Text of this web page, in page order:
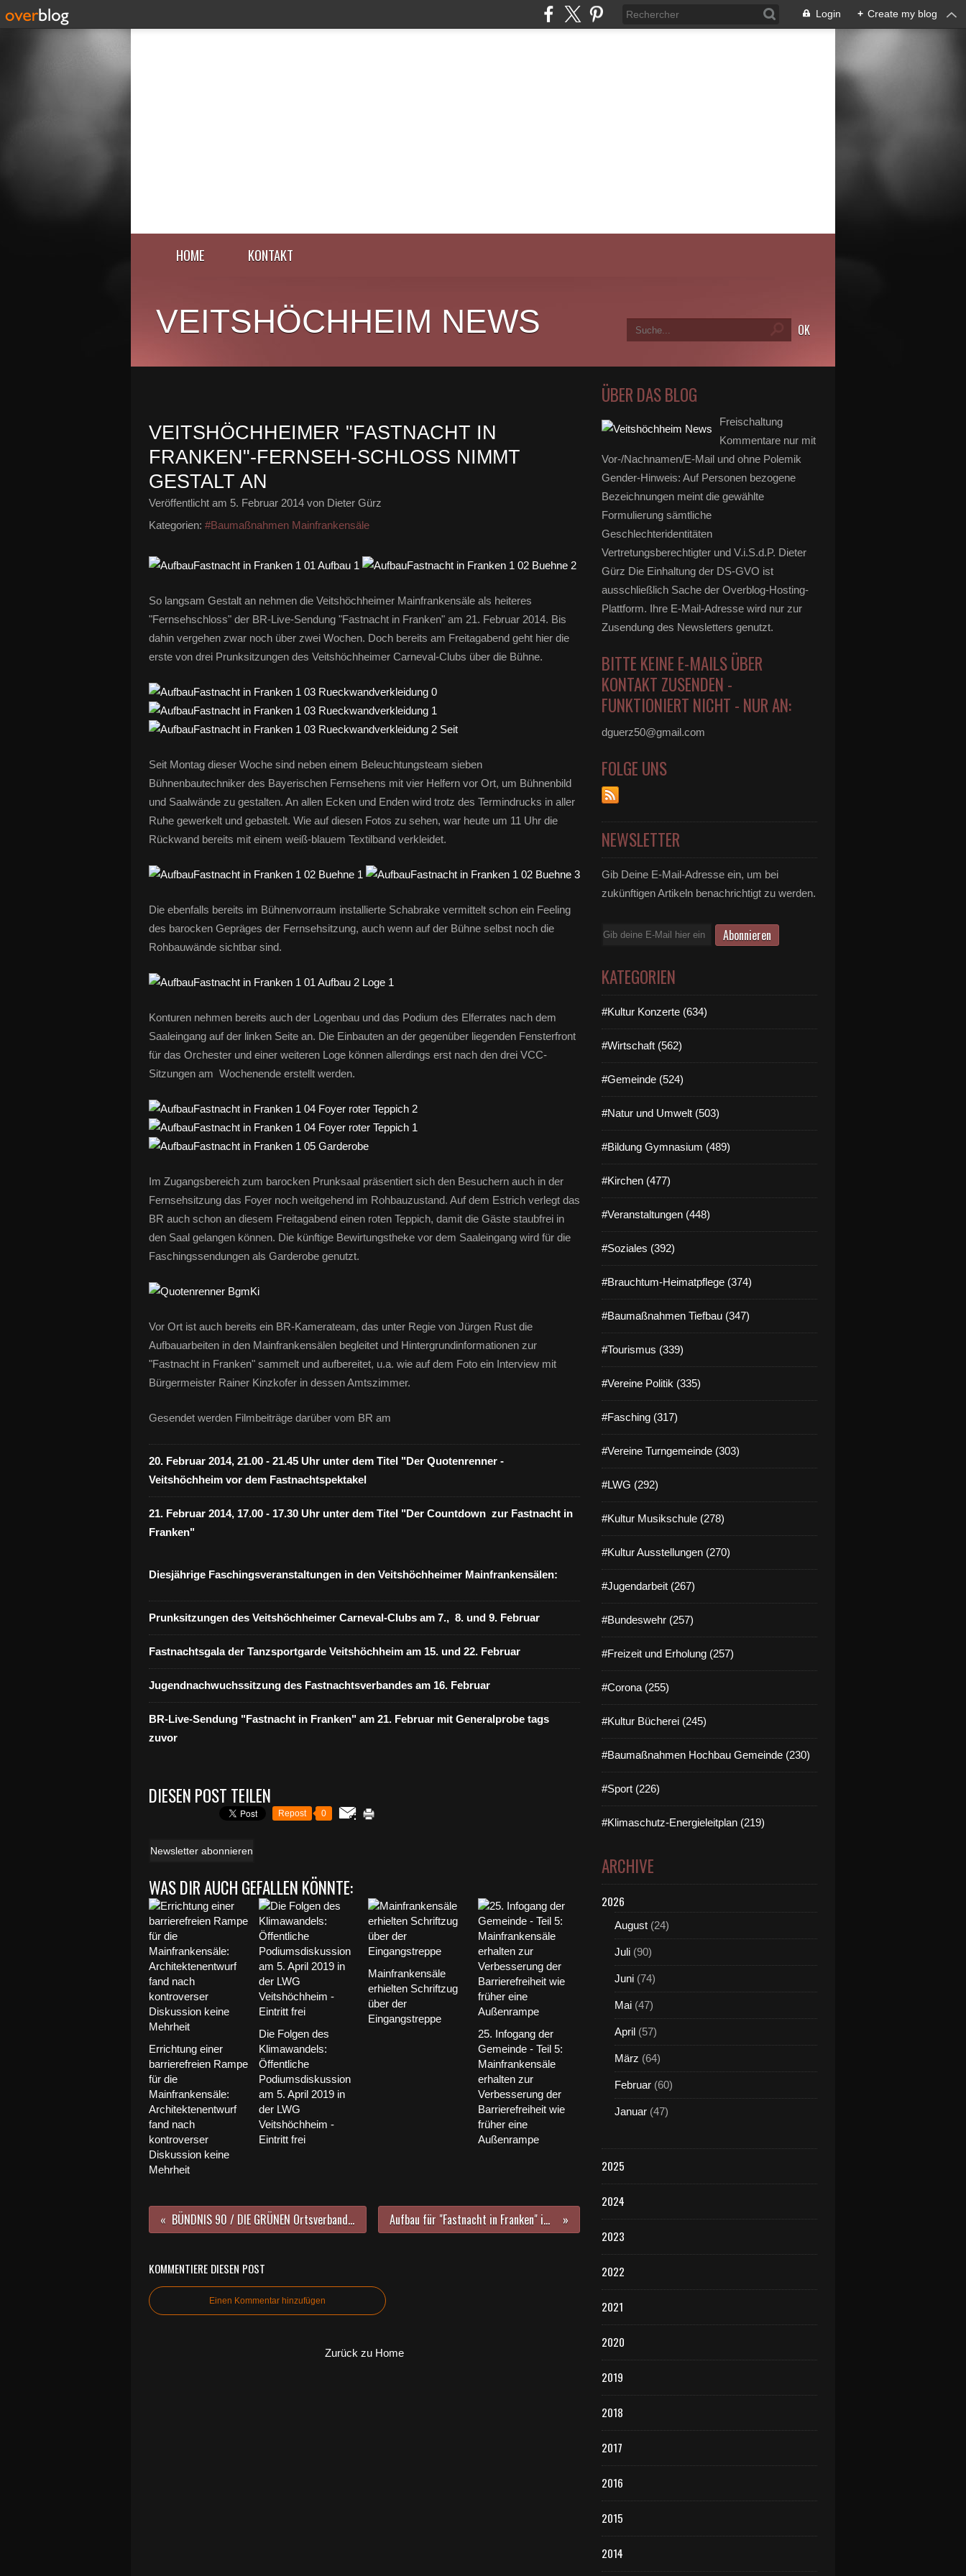
Login + Create my blog
HOME KONTAKT
VEITSHÖCHHEIM NEWS
VEITSHÖCHHEIMER "FASTNACHT IN
FRANKEN"-FERNSEH-SCHLOSS NIMMT
GESTALT AN
Veröffentlicht am 5. Februar 2014 von Dieter Gürz
Kategorien: #Baumaßnahmen Mainfrankensäle
So langsam Gestalt an nehmen die Veitshöchheimer Mainfrankensäle als heiteres
"Fernsehschloss" der BR-Live-Sendung "Fastnacht in Franken" am 21. Februar 2014. Bis
dahin vergehen zwar noch über zwei Wochen. Doch bereits am Freitagabend geht hier die
erste von drei Prunksitzungen des Veitshöchheimer Carneval-Clubs über die Bühne.
Seit Montag dieser Woche sind neben einem Beleuchtungsteam sieben
Bühnenbautechniker des Bayerischen Fernsehens mit vier Helfern vor Ort, um Bühnenbild
und Saalwände zu gestalten. An allen Ecken und Enden wird trotz des Termindrucks in aller
Ruhe gewerkelt und gebastelt. Wie auf diesen Fotos zu sehen, war heute um 11 Uhr die
Rückwand bereits mit einem weiß-blauem Textilband verkleidet.
Die ebenfalls bereits im Bühnenvorraum installierte Schabrake vermittelt schon ein Feeling
des barocken Gepräges der Fernsehsitzung, auch wenn auf der Bühne selbst noch die
Rohbauwände sichtbar sind.
Konturen nehmen bereits auch der Logenbau und das Podium des Elferrates nach dem
Saaleingang auf der linken Seite an. Die Einbauten an der gegenüber liegenden Fensterfront
für das Orchester und einer weiteren Loge können allerdings erst nach den drei VCC-
Sitzungen am Wochenende erstellt werden.
Im Zugangsbereich zum barocken Prunksaal präsentiert sich den Besuchern auch in der
Fernsehsitzung das Foyer noch weitgehend im Rohbauzustand. Auf dem Estrich verlegt das
BR auch schon an diesem Freitagabend einen roten Teppich, damit die Gäste staubfrei in
den Saal gelangen können. Die künftige Bewirtungstheke vor dem Saaleingang wird für die
Faschingssendungen als Garderobe genutzt.
Vor Ort ist auch bereits ein BR-Kamerateam, das unter Regie von Jürgen Rust die
Aufbauarbeiten in den Mainfrankensälen begleitet und Hintergrundinformationen zur
"Fastnacht in Franken" sammelt und aufbereitet, u.a. wie auf dem Foto ein Interview mit
Bürgermeister Rainer Kinzkofer in dessen Amtszimmer.
Gesendet werden Filmbeiträge darüber vom BR am
20. Februar 2014, 21.00 - 21.45 Uhr unter dem Titel "Der Quotenrenner -
Veitshöchheim vor dem Fastnachtspektakel
21. Februar 2014, 17.00 - 17.30 Uhr unter dem Titel "Der Countdown zur Fastnacht in
Franken"
Diesjährige Faschingsveranstaltungen in den Veitshöchheimer Mainfrankensälen:
Prunksitzungen des Veitshöchheimer Carneval-Clubs am 7., 8. und 9. Februar
Fastnachtsgala der Tanzsportgarde Veitshöchheim am 15. und 22. Februar
Jugendnachwuchssitzung des Fastnachtsverbandes am 16. Februar
BR-Live-Sendung "Fastnacht in Franken" am 21. Februar mit Generalprobe tags
zuvor
DIESEN POST TEILEN
Repost 0
Newsletter abonnieren
WAS DIR AUCH GEFALLEN KÖNNTE:
Errichtung einer
barrierefreien Rampe
für die
Mainfrankensäle:
Architektenentwurf
fand nach
kontroverser
Diskussion keine
Mehrheit
Die Folgen des
Klimawandels:
Öffentliche
Podiumsdiskussion
am 5. April 2019 in
der LWG
Veitshöchheim -
Eintritt frei
Mainfrankensäle
erhielten Schriftzug
über der
Eingangstreppe
25. Infogang der
Gemeinde - Teil 5:
Mainfrankensäle
erhalten zur
Verbesserung der
Barrierefreiheit wie
früher eine
Außenrampe
BÜNDNIS 90 / DIE GRÜNEN Ortsverband Veitshöchheim lädt zu Wahlveranstaltungen ein Aufbau für "Fastnacht in Franken" im Endspurt - Weitere Fotos von heute morgen
KOMMENTIERE DIESEN POST
Einen Kommentar hinzufügen
Zurück zu Home
ÜBER DAS BLOG
Freischaltung
Kommentare nur mit
Vor-/Nachnamen/E-Mail und ohne Polemik
Gender-Hinweis: Auf Personen bezogene
Bezeichnungen meint die gewählte
Formulierung sämtliche
Geschlechteridentitäten
Vertretungsberechtigter und V.i.S.d.P. Dieter
Gürz Die Einhaltung der DS-GVO ist
ausschließlich Sache der Overblog-Hosting-
Plattform. Ihre E-Mail-Adresse wird nur zur
Zusendung des Newsletters genutzt.
BITTE KEINE E-MAILS ÜBER
KONTAKT ZUSENDEN -
FUNKTIONIERT NICHT - NUR AN:
dguerz50@gmail.com
FOLGE UNS
NEWSLETTER
Gib Deine E-Mail-Adresse ein, um bei
zukünftigen Artikeln benachrichtigt zu werden.
E-
KATEGORIEN
#Kultur Konzerte (634)
#Wirtschaft (562)
#Gemeinde (524)
#Natur und Umwelt (503)
#Bildung Gymnasium (489)
#Kirchen (477)
#Veranstaltungen (448)
#Soziales (392)
#Brauchtum-Heimatpflege (374)
#Baumaßnahmen Tiefbau (347)
#Tourismus (339)
#Vereine Politik (335)
#Fasching (317)
#Vereine Turngemeinde (303)
#LWG (292)
#Kultur Musikschule (278)
#Kultur Ausstellungen (270)
#Jugendarbeit (267)
#Bundeswehr (257)
#Freizeit und Erholung (257)
#Corona (255)
#Kultur Bücherei (245)
#Baumaßnahmen Hochbau Gemeinde (230)
#Sport (226)
#Klimaschutz-Energieleitplan (219)
ARCHIVE
2026
August (24)
Juli (90)
Juni (74)
Mai (47)
April (57)
März (64)
Februar (60)
Januar (47)
2025
2024
2023
2022
2021
2020
2019
2018
2017
2016
2015
2014